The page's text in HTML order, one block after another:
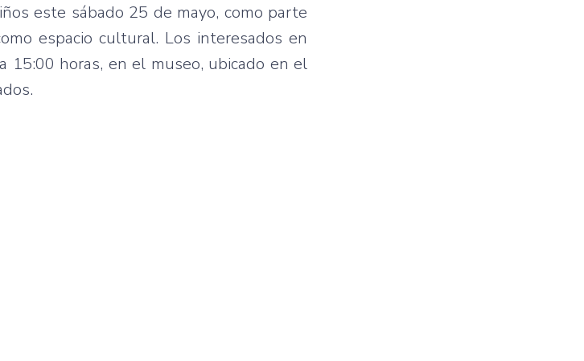
este sábado 25 de mayo, como parte
espacio cultural. Los interesados en
15:00 horas, en el museo, ubicado en el